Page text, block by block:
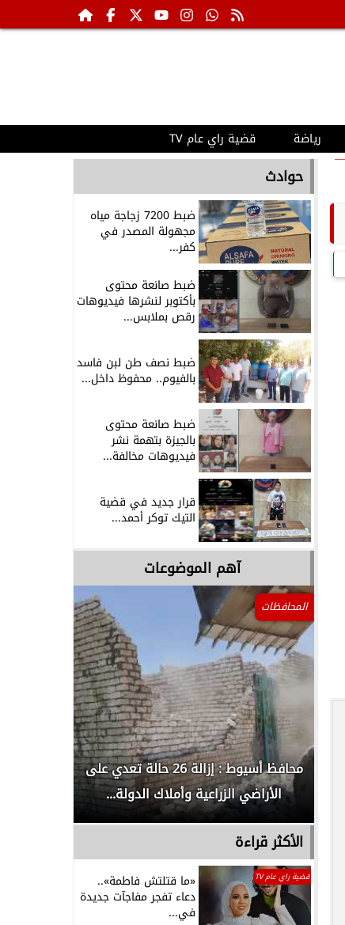
رياضة قضية راي عام TV
حوادث
ضبط 7200 زجاجة مياه
مجهولة المصدر في
كفر...
ضبط صانعة محتوى
بأكتوبر لنشرها فيديوهات
رقص بملابس...
ضبط نصف طن لبن فاسد
بالفيوم.. محفوظ داخل...
ضبط صانعة محتوى
بالجيزة بتهمة نشر
فيديوهات مخالفة...
قرار جديد في قضية
التيك توكر أحمد...
آهم الموضوعات
المحافظات
محافظ أسيوط : إزالة 26 حالة تعدي على
الأراضي الزراعية وأملاك الدولة...
الأكثر قراءة
قضية راي عام TV «ما قتلتش فاطمة»..
دعاء تفجر مفاجآت جديدة
في...